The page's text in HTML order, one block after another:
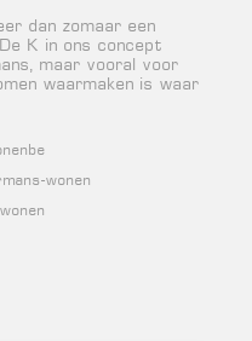
dan zomaar een
K in ons concept
maar vooral voor
waarmaken is waar
wonen